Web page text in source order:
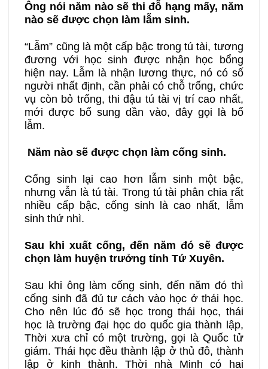
Ông nói năm nào sẽ thi đỗ hạng mấy, năm
nào sẽ được chọn làm lẫm sinh.
“Lẫm” cũng là một cấp bậc trong tú tài, tương
đương với học sinh được nhận học bổng
hiện nay. Lẫm là nhận lương thực, nó có số
người nhất định, cần phải có chỗ trống, chức
vụ còn bỏ trống, thi đậu tú tài vị trí cao nhất,
mới được bổ sung dần vào, đây gọi là bổ
lẫm.
Năm nào sẽ được chọn làm cống sinh.
Cống sinh lại cao hơn lẫm sinh một bậc,
nhưng vẫn là tú tài. Trong tú tài phân chia rất
nhiều cấp bậc, cống sinh là cao nhất, lẫm
sinh thứ nhì.
Sau khi xuất cống, đến năm đó sẽ được
chọn làm huyện trưởng tỉnh Tứ Xuyên.
Sau khi ông làm cống sinh, đến năm đó thì
cống sinh đã đủ tư cách vào học ở thái học.
Cho nên lúc đó sẽ học trong thái học, thái
học là trường đại học do quốc gia thành lập,
Thời xưa chỉ có một trường, gọi là Quốc tử
giám. Thái học đều thành lập ở thủ đô, thành
lập ở kinh thành. Thời nhà Minh có hai